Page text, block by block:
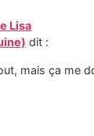
Lisa
dit :
mais ça me